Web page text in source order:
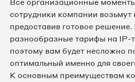
8 495 067-04-
8 495 067-05-
8 495 067-07-
8 495 067-12-
Все организационные
сотрудники компании возьмут
предоставив готовое
разнообразные тарифы на IP-
поэтому вам будет несложно
оптимальный именно для
К основным преимуществам